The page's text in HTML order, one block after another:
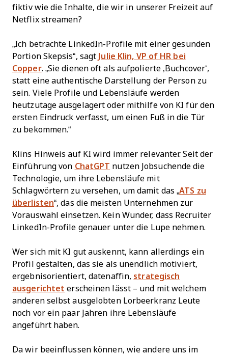
fiktiv wie die Inhalte, die wir in unserer Freizeit auf
Netflix streamen?
„Ich betrachte LinkedIn-Profile mit einer gesunden
Portion Skepsis“, sagt Julie Klin, VP of HR bei
Copper. „Sie dienen oft als aufpolierte ‚Buchcover‘,
statt eine authentische Darstellung der Person zu
sein. Viele Profile und Lebensläufe werden
heutzutage ausgelagert oder mithilfe von KI für den
ersten Eindruck verfasst, um einen Fuß in die Tür
zu bekommen.“
Klins Hinweis auf KI wird immer relevanter. Seit der
Einführung von ChatGPT nutzen Jobsuchende die
Technologie, um ihre Lebensläufe mit
Schlagwörtern zu versehen, um damit das „ATS zu
überlisten“, das die meisten Unternehmen zur
Vorauswahl einsetzen. Kein Wunder, dass Recruiter
LinkedIn-Profile genauer unter die Lupe nehmen.
Wer sich mit KI gut auskennt, kann allerdings ein
Profil gestalten, das sie als unendlich motiviert,
ergebnisorientiert, datenaffin, strategisch
ausgerichtet erscheinen lässt – und mit welchem
anderen selbst ausgelobten Lorbeerkranz Leute
noch vor ein paar Jahren ihre Lebensläufe
angeführt haben.
Da wir beeinflussen können, wie andere uns im